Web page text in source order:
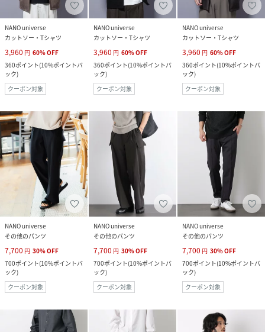
NANO universe
カットソー・Tシャツ
3,960 円 60%OFF
360ポイント(10%ポイントバ
ック)
クーポン対象
NANO universe
カットソー・Tシャツ
3,960 円 60%OFF
360ポイント(10%ポイントバ
ック)
クーポン対象
NANO universe
カットソー・Tシャツ
3,960 円 60%OFF
360ポイント(10%ポイントバ
ック)
クーポン対象
NANO universe
その他のパンツ
7,700 円 30%OFF
700ポイント(10%ポイントバ
ック)
クーポン対象
NANO universe
その他のパンツ
7,700 円 30%OFF
700ポイント(10%ポイントバ
ック)
クーポン対象
NANO universe
その他のパンツ
7,700 円 30%OFF
700ポイント(10%ポイントバ
ック)
クーポン対象